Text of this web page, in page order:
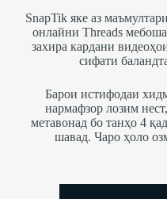
SnapTik яке аз
онлайни Threads
захира кардани
сифати
Барои истифодаи
нармафзор лозим
метавонад бо танҳо 4
шавад. Чаро ҳоло